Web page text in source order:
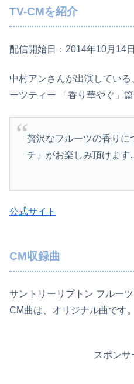
TV-CMを紹介
配信開始日：2014年10月14日
中村アンさんが出演してい
ーツティー 「香り華やぐ」篇
贅沢なフルーツの香りに
チ」がお楽しみ頂けま
公式サイト
CM収録曲
サントリーリプトン フルー
CM曲は、オリジナル曲です。
スポンサ